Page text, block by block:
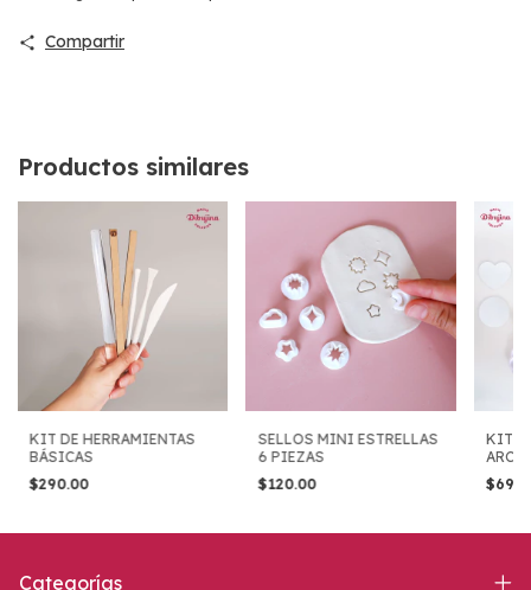
Compartir
Productos similares
KIT DE HERRAMIENTAS
BÁSICAS
$290.00
SELLOS MINI ESTRELLAS
6 PIEZAS
$120.00
KIT
Categorías